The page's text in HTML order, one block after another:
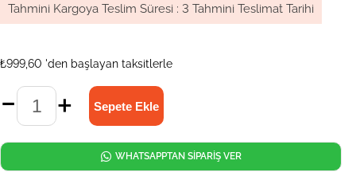
Tahmini Kargoya Teslim Süresi : 3 Tahmini Teslimat Tarihi
₺999,60 'den başlayan taksitlerle
WHATSAPPTAN SİPARİŞ VER